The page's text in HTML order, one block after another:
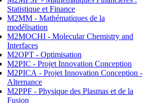
Statistique et Finance
M2MM - Mathématiques de la
modélisation
M2MOCHI - Molecular Chemistry and
Interfaces
M2OPT - Optimisation
M2PIC - Projet Innovation Conception
M2PICA - Projet Innovation Conception -
Alternance
M2PPF - Physique des Plasmas et de la
Fusion